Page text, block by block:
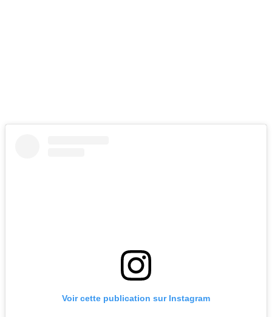
Voir cette publication sur Instagram